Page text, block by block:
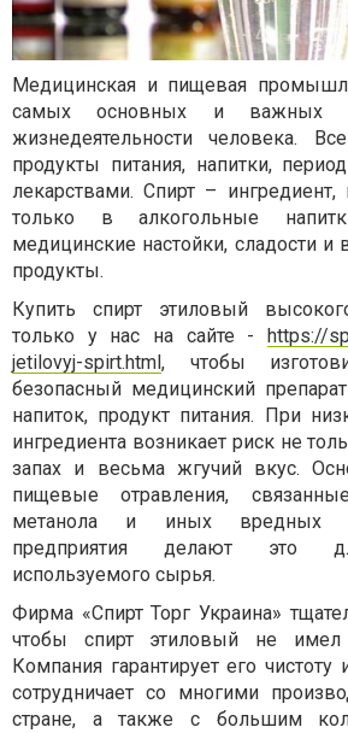
Медицинская и пищевая
самых основных и важных
жизнедеятельности человека.
продукты питания, напитки,
лекарствами. Спирт –
только в алкогольные
медицинские настойки, сладости и
продукты.
Купить спирт этиловый
только у нас на сайте - https://
jetilovyj-spirt.html, чтобы
безопасный медицинский
напиток, продукт питания. При
ингредиента возникает риск не
запах и весьма жгучий вкус.
пищевые отравления,
метанола и иных вредных
предприятия делают это
используемого сырья.
Фирма «Спирт Торг Украина»
чтобы спирт этиловый не имел
Компания гарантирует его чистоту
сотрудничает со многими
стране, а также с большим